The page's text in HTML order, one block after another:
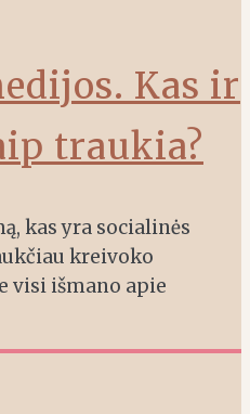
Kas ir
traukia?
kas yra socialinės
kreivoko
visi išmano apie